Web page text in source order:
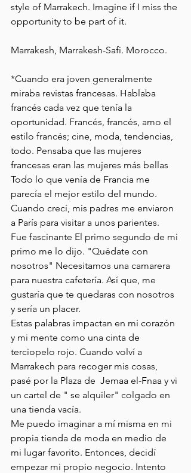
style of Marrakech. Imagine if I miss the
opportunity to be part of it.
Marrakesh, Marrakesh-Safi. Morocco.
*Cuando era joven generalmente
miraba revistas francesas. Hablaba
francés cada vez que tenía la
oportunidad. Francés, francés, amo el
estilo francés; cine, moda, tendencias,
todo. Pensaba que las mujeres
francesas eran las mujeres más bellas
Todo lo que venía de Francia me
parecía el mejor estilo del mundo.
Cuando crecí, mis padres me enviaron
a París para visitar a unos parientes.
Fue fascinante El primo segundo de mi
primo me lo dijo. "Quédate con
nosotros" Necesitamos una camarera
para nuestra cafetería. Así que, me
gustaría que te quedaras con nosotros
y sería un placer.
Estas palabras impactan en mi corazón
y mi mente como una cinta de
terciopelo rojo. Cuando volví a
Marrakech para recoger mis cosas,
pasé por la Plaza de  Jemaa el-Fnaa y vi
un cartel de " se alquiler" colgado en
una tienda vacía.
Me puedo imaginar a mí misma en mi
propia tienda de moda en medio de
mi lugar favorito. Entonces, decidí
empezar mi propio negocio. Intento